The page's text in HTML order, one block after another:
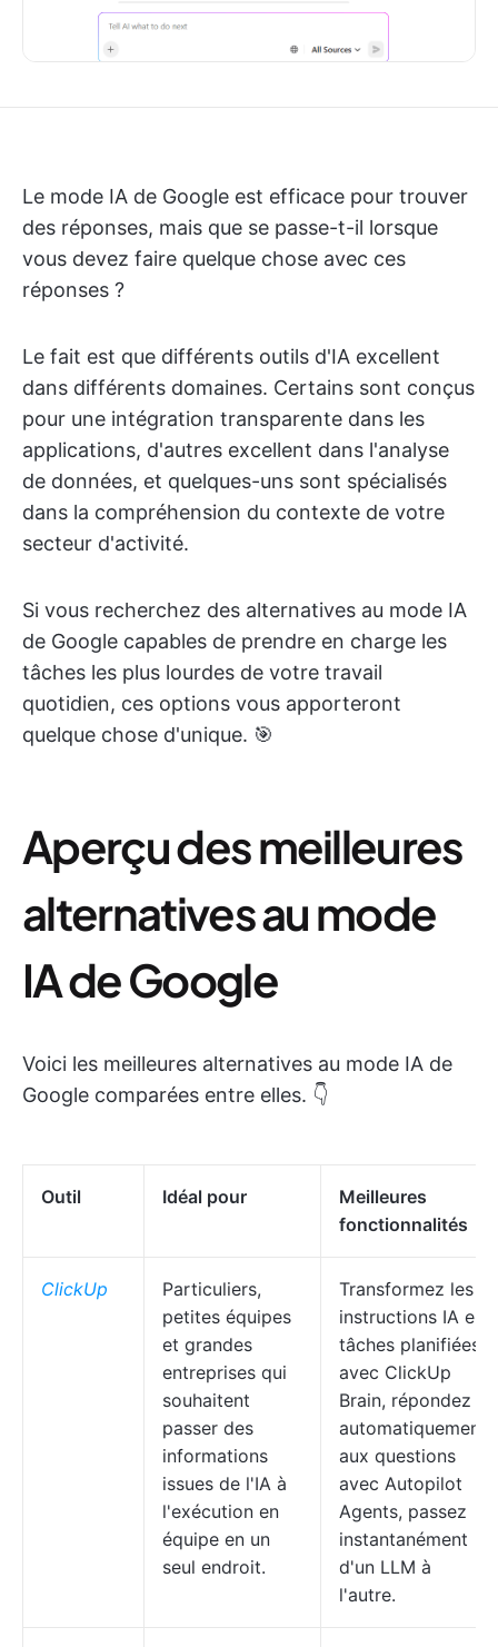
Le mode IA de Google est efficace pour trouver
des réponses, mais que se passe-t-il lorsque
vous devez faire quelque chose avec ces
réponses ?
Le fait est que différents outils d'IA excellent
dans différents domaines. Certains sont conçus
pour une intégration transparente dans les
applications, d'autres excellent dans l'analyse
de données, et quelques-uns sont spécialisés
dans la compréhension du contexte de votre
secteur d'activité.
Si vous recherchez des alternatives au mode IA
de Google capables de prendre en charge les
tâches les plus lourdes de votre travail
quotidien, ces options vous apporteront
quelque chose d'unique. 🎯
Aperçu des meilleures
alternatives au mode
IA de Google
Voici les meilleures alternatives au mode IA de
Google comparées entre elles. 👇
Outil Idéal pour
Meilleures
fonctionnalités
ClickUp
Particuliers,
petites équipes
et grandes
entreprises qui
souhaitent
passer des
informations
issues de l'IA à
l'exécution en
équipe en un
seul endroit.
Transformez les
instructions IA en
tâches planifiées
avec ClickUp
Brain, répondez
automatiquement
aux questions
avec Autopilot
Agents, passez
instantanément
d'un LLM à
l'autre.